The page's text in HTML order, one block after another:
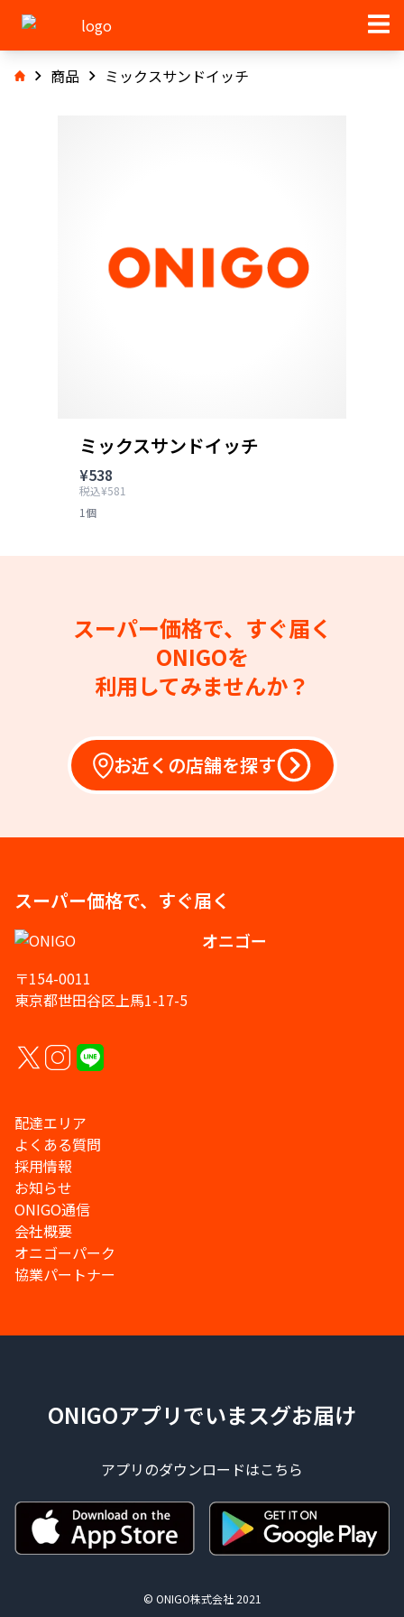
商品 ミックスサンドイッチ
ミックスサンドイッチ
¥538
税込¥581
1個
スーパー価格で、すぐ届く
ONIGOを
利用してみませんか？
お近くの店舗を探す
スーパー価格で、すぐ届く
オニゴー
〒154-0011
東京都世田谷区上馬1-17-5
配達エリア
よくある質問
採用情報
お知らせ
ONIGO通信
会社概要
オニゴーパーク
協業パートナー
ONIGOアプリでいまスグお届け
アプリのダウンロードはこちら
© ONIGO株式会社 2021